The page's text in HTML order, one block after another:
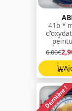
41b *
6,00€
Dernière !